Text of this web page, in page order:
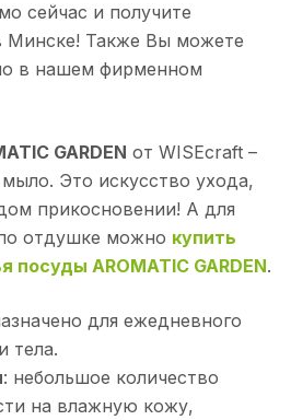
сейчас и получите
Минске! Также Вы можете
в нашем фирменном
GARDEN от WISEcraft –
Это искусство ухода,
прикосновении! А для
отдушке можно купить
AROMATIC GARDEN.
для ежедневного
тела.
: небольшое количество
на влажную кожу,